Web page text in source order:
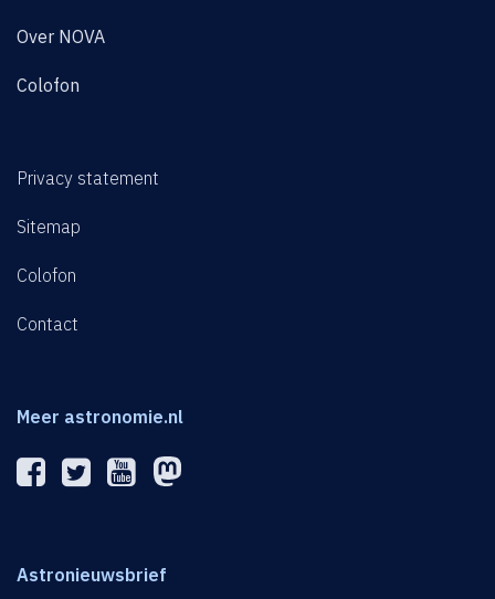
Over NOVA
Colofon
Privacy statement
Sitemap
Colofon
Contact
Meer astronomie.nl
Astronieuwsbrief